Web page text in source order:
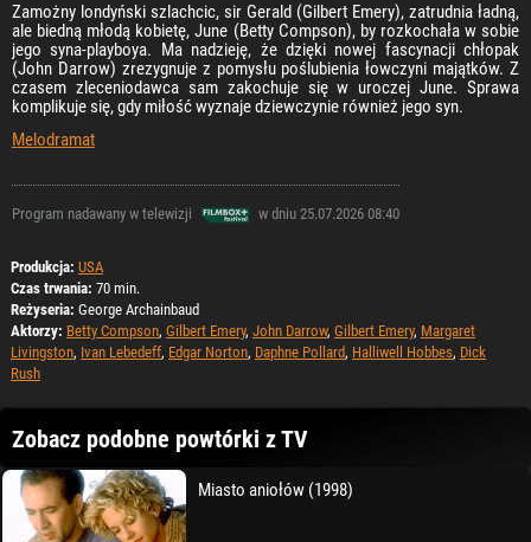
Zamożny londyński szlachcic, sir Gerald (Gilbert Emery), zatrudnia ładną,
ale biedną młodą kobietę, June (Betty Compson), by rozkochała w sobie
jego syna-playboya. Ma nadzieję, że dzięki nowej fascynacji chłopak
(John Darrow) zrezygnuje z pomysłu poślubienia łowczyni majątków. Z
czasem zleceniodawca sam zakochuje się w uroczej June. Sprawa
komplikuje się, gdy miłość wyznaje dziewczynie również jego syn.
Melodramat
Program nadawany w telewizji w dniu 25.07.2026 08:40
Produkcja: USA
Czas trwania: 70 min.
Reżyseria: George Archainbaud
Aktorzy: Betty Compson, Gilbert Emery, John Darrow, Gilbert Emery, Margaret
Livingston, Ivan Lebedeff, Edgar Norton, Daphne Pollard, Halliwell Hobbes, Dick
Rush
Zobacz podobne powtórki z TV
Miasto aniołów (1998)